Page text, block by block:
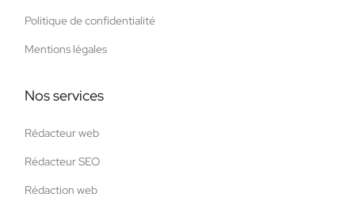
Politique de confidentialité
Mentions légales
Nos services
Rédacteur web
Rédacteur SEO
Rédaction web